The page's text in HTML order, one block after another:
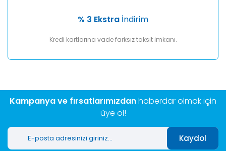
% 3 Ekstra İndirim
Kredi kartlarına vade farksız taksit imkanı.
Kampanya ve fırsatlarımızdanhaberdar olmak için
üye ol!
Kaydol